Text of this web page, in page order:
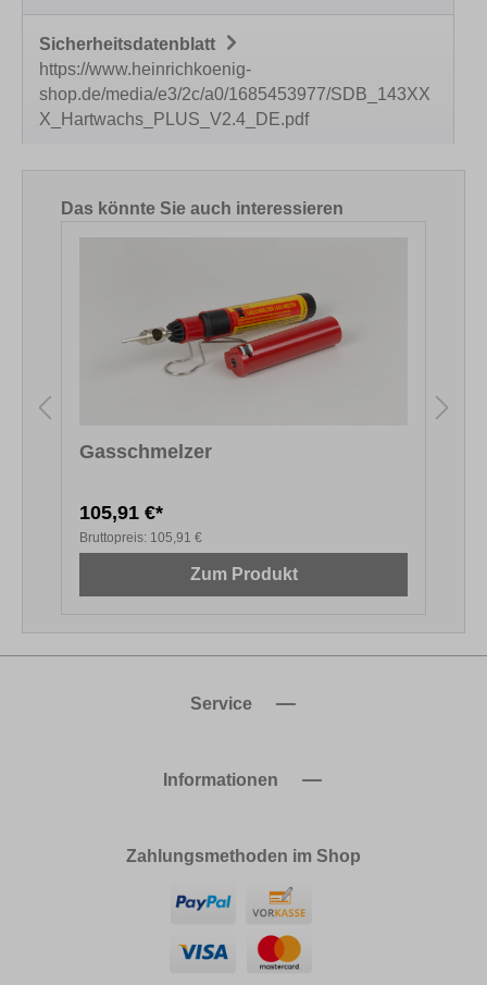
Sicherheitsdatenblatt
https://www.heinrichkoenig-
shop.de/media/e3/2c/a0/1685453977/SDB_143XX
X_Hartwachs_PLUS_V2.4_DE.pdf
Produktgalerie überspringen
Das könnte Sie auch interessieren
Gasschmelzer
105,91 €*
Bruttopreis: 105,91 €
Zum Produkt
Service
Informationen
Zahlungsmethoden im Shop